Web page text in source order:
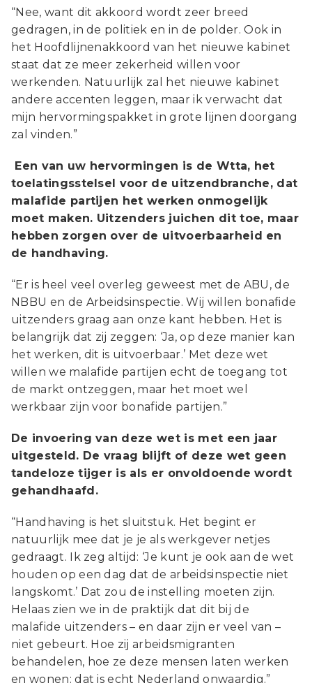
“Nee, want dit akkoord wordt zeer breed
gedragen, in de politiek en in de polder. Ook in
het Hoofdlijnenakkoord van het nieuwe kabinet
staat dat ze meer zekerheid willen voor
werkenden. Natuurlijk zal het nieuwe kabinet
andere accenten leggen, maar ik verwacht dat
mijn hervormingspakket in grote lijnen doorgang
zal vinden.”
Een van uw hervormingen is de Wtta, het
toelatingsstelsel voor de uitzendbranche, dat
malafide partijen het werken onmogelijk
moet maken. Uitzenders juichen dit toe, maar
hebben zorgen over de uitvoerbaarheid en
de handhaving.
“Er is heel veel overleg geweest met de ABU, de
NBBU en de Arbeidsinspectie. Wij willen bonafide
uitzenders graag aan onze kant hebben. Het is
belangrijk dat zij zeggen: ‘Ja, op deze manier kan
het werken, dit is uitvoerbaar.’ Met deze wet
willen we malafide partijen echt de toegang tot
de markt ontzeggen, maar het moet wel
werkbaar zijn voor bonafide partijen.”
De invoering van deze wet is met een jaar
uitgesteld. De vraag blijft of deze wet geen
tandeloze tijger is als er onvoldoende wordt
gehandhaafd.
“Handhaving is het sluitstuk. Het begint er
natuurlijk mee dat je je als werkgever netjes
gedraagt. Ik zeg altijd: ‘Je kunt je ook aan de wet
houden op een dag dat de arbeidsinspectie niet
langskomt.’ Dat zou de instelling moeten zijn.
Helaas zien we in de praktijk dat dit bij de
malafide uitzenders – en daar zijn er veel van –
niet gebeurt. Hoe zij arbeidsmigranten
behandelen, hoe ze deze mensen laten werken
en wonen: dat is echt Nederland onwaardig.”